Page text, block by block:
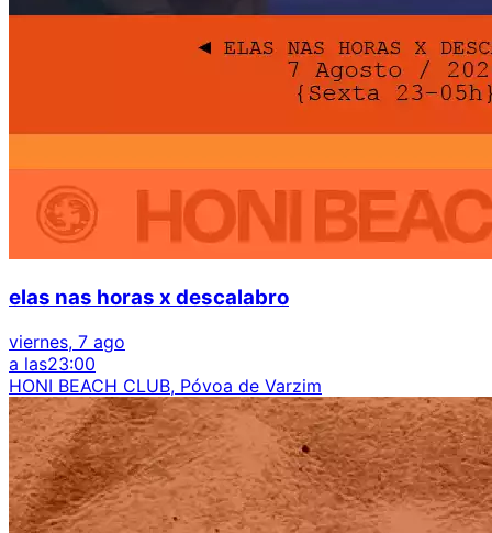
elas nas horas x descalabro
viernes, 7 ago
a las23:00
HONI BEACH CLUB, Póvoa de Varzim